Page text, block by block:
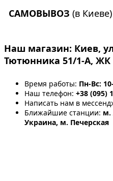
САМОВЫВОЗ (в Киеве)
Наш магазин: Киев,
Тютюнника 51/1-А, ЖК
Время работы: Пн-Вс:
Наш телефон: +38 (095)
Написать нам в
Ближайшие станции: м.
Украина, м. Печерская